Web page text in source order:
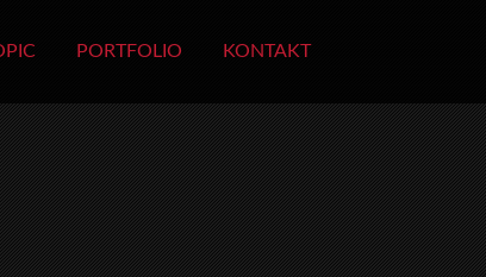
PORTFOLIO KONTAKT